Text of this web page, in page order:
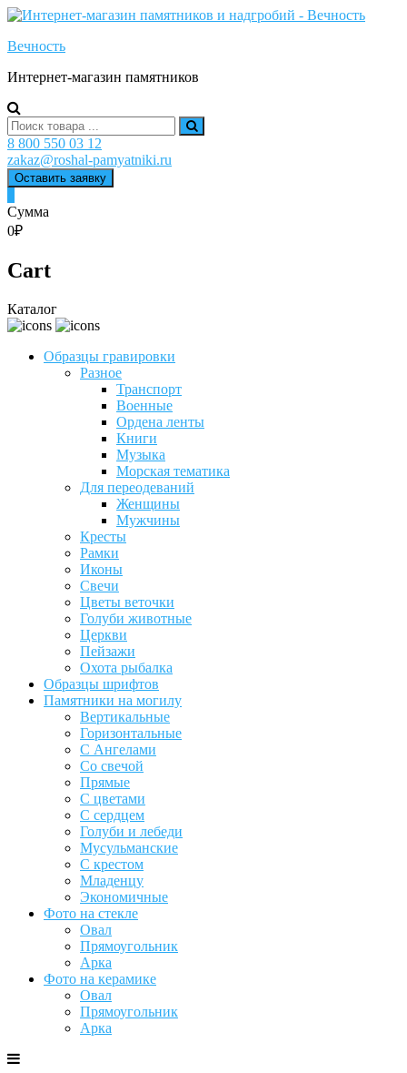
Skip
content
Вечность
Интернет-магазин памятников
Search
for:
8 800 550 03 12
zakaz@roshal-pamyatniki.ru
Оставить заявку
Сумма
0₽
Cart
Каталог
Образцы гравировки
Разное
Транспорт
Военные
Ордена ленты
Книги
Музыка
Морская тематика
Для переодеваний
Женщины
Мужчины
Кресты
Рамки
Иконы
Свечи
Цветы веточки
Голуби животные
Церкви
Пейзажи
Охота рыбалка
Образцы шрифтов
Памятники на могилу
Вертикальные
Горизонтальные
С Ангелами
Со свечой
Прямые
С цветами
С сердцем
Голуби и лебеди
Мусульманские
С крестом
Младенцу
Экономичные
Фото на стекле
Овал
Прямоугольник
Арка
Фото на керамике
Овал
Прямоугольник
Арка